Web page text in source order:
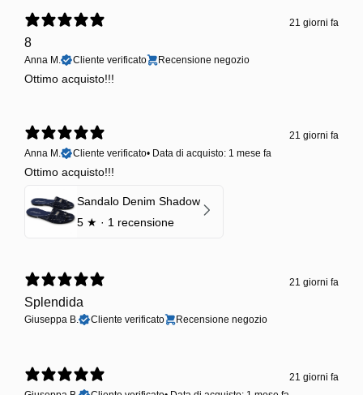
21 giorni fa
8
Anna M. Cliente verificato Recensione negozio
Ottimo acquisto!!!
21 giorni fa
Anna M.
Cliente verificato• Data di acquisto: 1 mese fa
Ottimo acquisto!!!
Sandalo Denim Shadow
5 ★ · 1 recensione
21 giorni fa
Splendida
Giuseppa B. Cliente verificato Recensione negozio
21 giorni fa